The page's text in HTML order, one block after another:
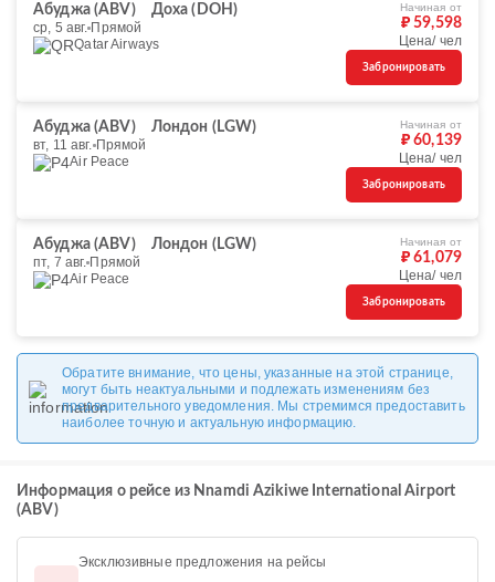
Абуджа (ABV)
Доха (DOH)
ср, 5 авг. Прямой
Qatar Airways
Начиная от
₽ 59,598
Цена/ чел
Забронировать
Абуджа (ABV)
Лондон (LGW)
вт, 11 авг. Прямой
Air Peace
Начиная от
₽ 60,139
Цена/ чел
Забронировать
Абуджа (ABV)
Лондон (LGW)
пт, 7 авг. Прямой
Air Peace
Начиная от
₽ 61,079
Цена/ чел
Забронировать
Обратите внимание, что цены, указанные на этой странице,
могут быть неактуальными и подлежать изменениям без
предварительного уведомления. Мы стремимся предоставить
наиболее точную и актуальную информацию.
Информация о рейсе из Nnamdi Azikiwe International Airport
(ABV)
Эксклюзивные предложения на рейсы